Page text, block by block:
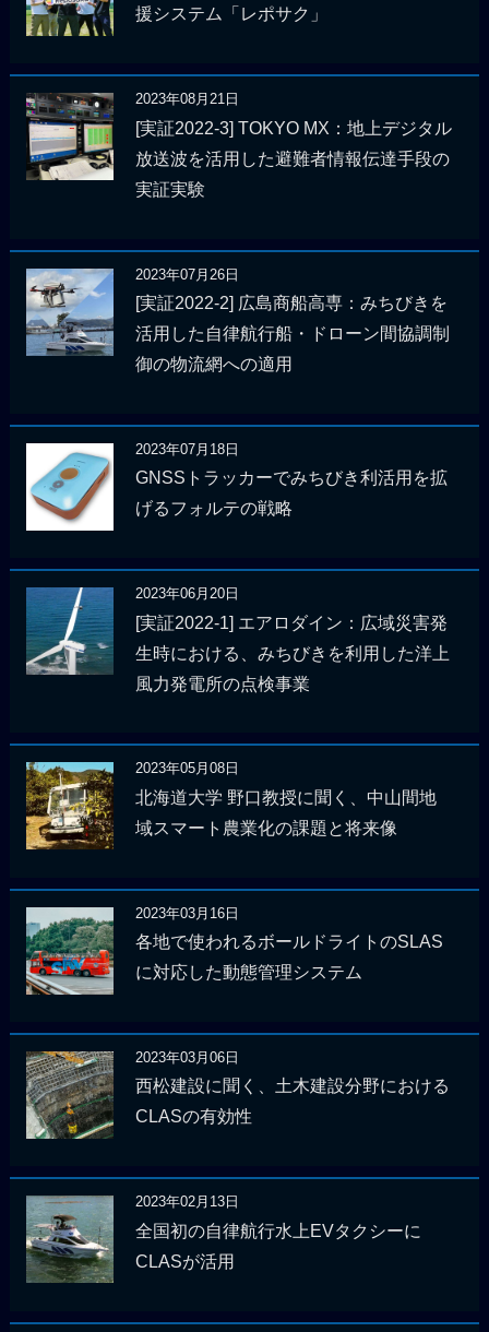
援システム「レポサク」
2023年08月21日
[実証2022-3] TOKYO MX：地上デジタル
放送波を活用した避難者情報伝達手段の
実証実験
2023年07月26日
[実証2022-2] 広島商船高専：みちびきを
活用した自律航行船・ドローン間協調制
御の物流網への適用
2023年07月18日
GNSSトラッカーでみちびき利活用を拡
げるフォルテの戦略
2023年06月20日
[実証2022-1] エアロダイン：広域災害発
生時における、みちびきを利用した洋上
風力発電所の点検事業
2023年05月08日
北海道大学 野口教授に聞く、中山間地
域スマート農業化の課題と将来像
2023年03月16日
各地で使われるボールドライトのSLAS
に対応した動態管理システム
2023年03月06日
西松建設に聞く、土木建設分野における
CLASの有効性
2023年02月13日
全国初の自律航行水上EVタクシーに
CLASが活用